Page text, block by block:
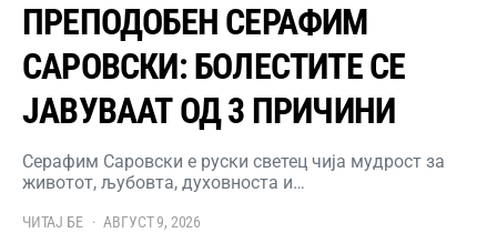
ПРЕПОДОБЕН СЕРАФИМ
САРОВСКИ: БОЛЕСТИТЕ СЕ
ЈАВУВААТ ОД 3 ПРИЧИНИ
Серафим Саровски е руски светец чија мудрост за
животот, љубовта, духовноста и…
ЧИТАЈ БЕ АВГУСТ 9, 2026